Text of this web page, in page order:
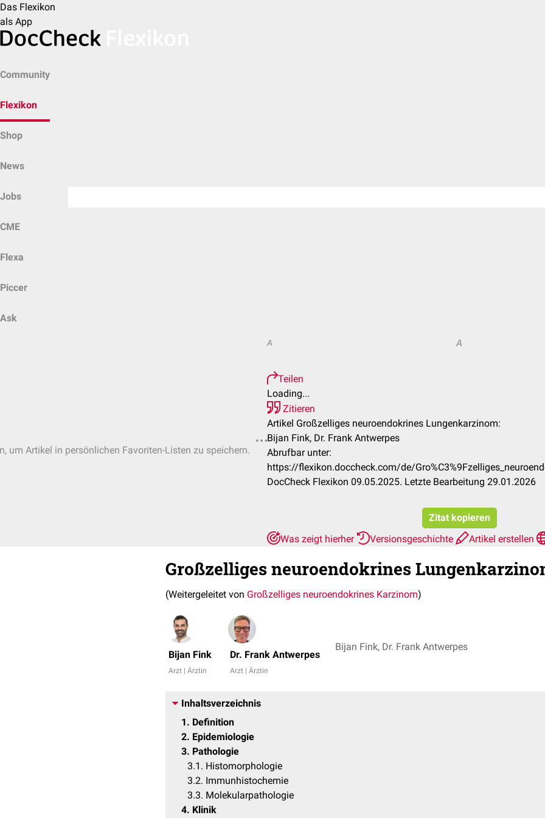
Das Flexikon
als App
Community
Flexikon
Shop
News
Jobs
CME
Flexa
Piccer
Ask
um Artikel in persönlichen Favoriten-Listen zu speichern.
A A
Teilen
Loading...
Zitieren
Artikel Großzelliges neuroendokrines Lungenkarzinom:
Bijan Fink, Dr. Frank Antwerpes
Abrufbar unter:
https://flexikon.doccheck.com/de/
DocCheck Flexikon 09.05.2025. Letzte Bearbeitung 29.01.2026
Zitat kopieren
Was zeigt hierher
Versionsgeschichte Artikel erstellen
Großzelliges neuroendokrines
(Weitergeleitet von Großzelliges neuroendokrines Karzinom)
Bijan Fink
Arzt | Ärztin
Dr. Frank Antwerpes
Arzt | Ärztin
Bijan Fink, Dr. Frank Antwerpes
Inhaltsverzeichnis
1
Definition
2 Epidemiologie
3 Pathologie
3.1
Histomorphologie
3.2 Immunhistochemie
3.3 Molekularpathologie
4 Klinik